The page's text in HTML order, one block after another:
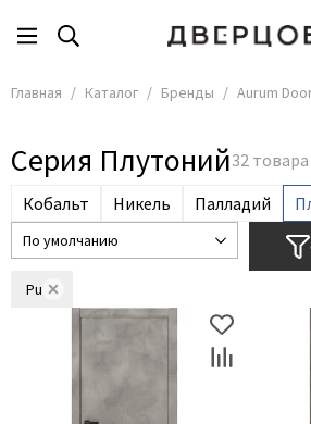
Бренды
Все товары
АСД
Дверцов
Дворецкий
Мариам
Сити Дорс
Главная Каталог Бренды Aurum
Серия Плутоний
Кобальт Никель Палладий
Pu